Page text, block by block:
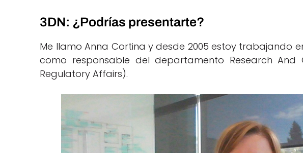
3DN: ¿Podrías presentarte?
Me llamo Anna Cortina y desde 2005 estoy trabajando
como responsable del departamento Research And
Regulatory Affairs).